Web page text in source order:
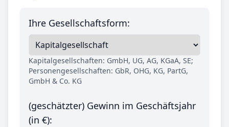
Ihre Gesellschaftsform:
Kapitalgesellschaften: GmbH, UG, AG, KGaA, SE;
Personengesellschaften: GbR, OHG, KG, PartG,
GmbH & Co. KG
(geschätzter) Gewinn im Geschäftsjahr
(in €):